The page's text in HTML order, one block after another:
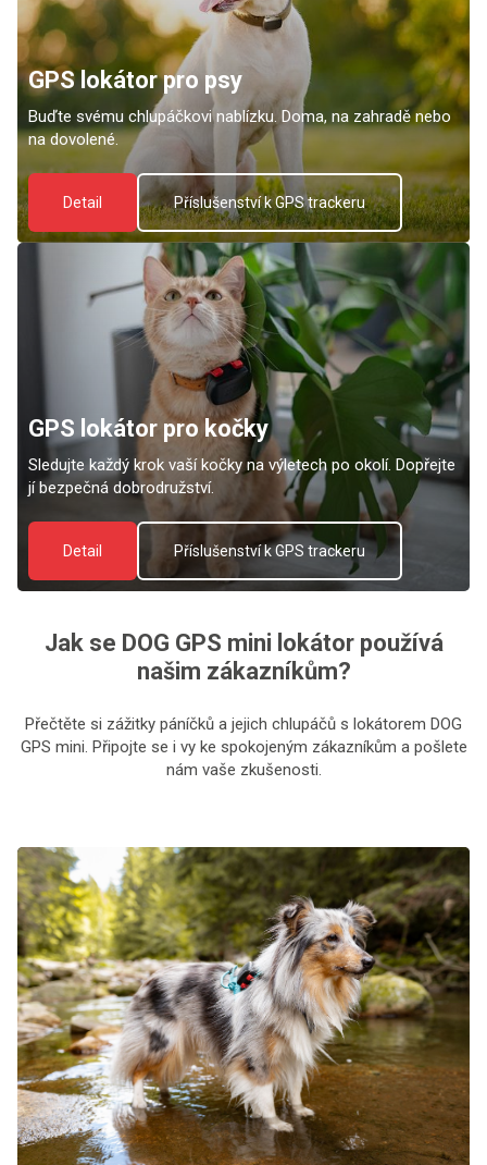
GPS lokátor pro psy
Buďte svému chlupáčkovi nablízku. Doma, na zahradě nebo
na dovolené.
Detail Příslušenství k GPS trackeru
GPS lokátor pro kočky
Sledujte každý krok vaší kočky na výletech po okolí. Dopřejte
jí bezpečná dobrodružství.
Detail Příslušenství k GPS trackeru
Jak se DOG GPS mini lokátor používá
našim zákazníkům?
Přečtěte si zážitky páníčků a jejich chlupáčů s lokátorem DOG
GPS mini. Připojte se i vy ke spokojeným zákazníkům a pošlete
nám vaše zkušenosti.